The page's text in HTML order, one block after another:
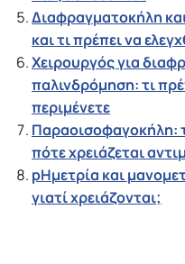
Διαφραγματοκήλη
και τι πρέπει να
Χειρουργός για
παλινδρόμηση: τι
περιμένετε
Παραοισοφαγοκήλη:
πότε χρειάζεται
pHμετρία και
γιατί χρειάζονται;